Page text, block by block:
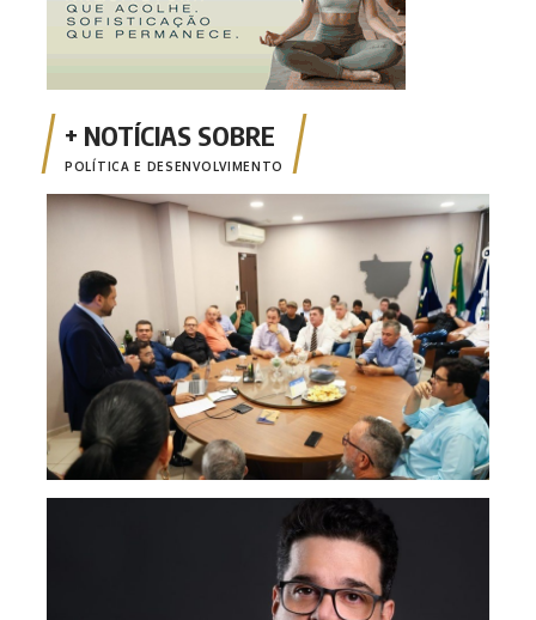
POLÍTICA E DESENVOLVIMENTO